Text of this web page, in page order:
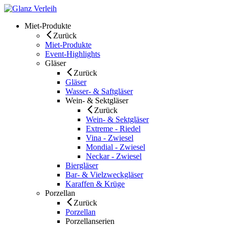
Skip
contentMiet-Produkte
Zurück
Miet-Produkte
Event-Highlights
Gläser
Zurück
Gläser
Wasser- & Saftgläser
Wein- & Sektgläser
Zurück
Wein- & Sektgläser
Extreme - Riedel
Vina - Zwiesel
Mondial - Zwiesel
Neckar - Zwiesel
Biergläser
Bar- & Vielzweckgläser
Karaffen & Krüge
Porzellan
Zurück
Porzellan
Porzellanserien